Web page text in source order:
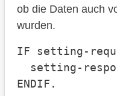
ob die Daten auch
wurden.
IF setting-
setting-
ENDIF.